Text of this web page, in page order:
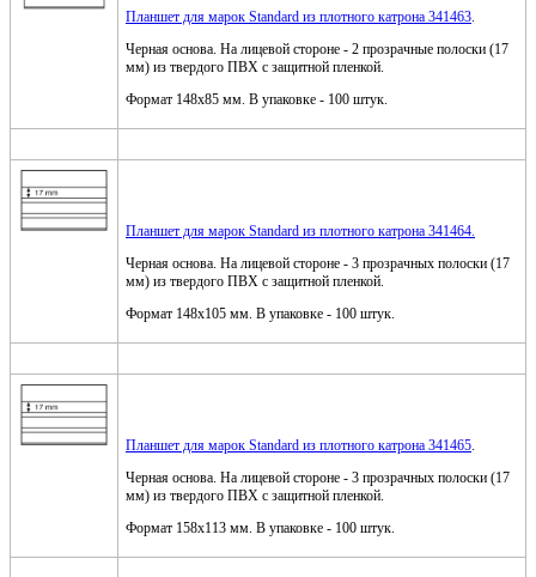
Планшет для марок Standard из плотного катрона 341463
Черная основа. На лицевой стороне - 2 прозрачные полоски (17
мм) из твердого ПВХ с защитной пленкой.
Формат 148x85 мм. В упаковке - 100 штук.
Планшет для марок Standard из плотного катрона 341464.
Черная основа. На лицевой стороне - 3 прозрачных полоски (17
мм) из твердого ПВХ с защитной пленкой.
Формат 148x105 мм. В упаковке - 100 штук.
Планшет для марок Standard из плотного катрона 341465
Черная основа. На лицевой стороне - 3 прозрачных полоски (17
мм) из твердого ПВХ с защитной пленкой.
Формат 158x113 мм. В упаковке - 100 штук.